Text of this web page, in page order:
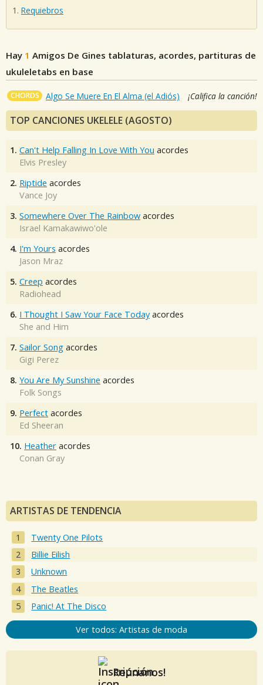
Requiebros
Hay 1 Amigos De Gines tablaturas, acordes, partituras de
ukuleletabs en base
CHORDS Algo Se Muere En El Alma (el Adiós) ¡Califica la canción!
TOP CANCIONES UKELELE (AGOSTO)
1. Can't Help Falling In Love With You acordes
Elvis Presley
2. Riptide acordes
Vance Joy
3. Somewhere Over The Rainbow acordes
Israel Kamakawiwo'ole
4. I'm Yours acordes
Jason Mraz
5. Creep acordes
Radiohead
6. I Thought I Saw Your Face Today acordes
She and Him
7. Sailor Song acordes
Gigi Perez
8. You Are My Sunshine acordes
Folk Songs
9. Perfect acordes
Ed Sheeran
10. Heather acordes
Conan Gray
ARTISTAS DE TENDENCIA
Twenty One Pilots
Billie Eilish
Unknown
The Beatles
Panic! At The Disco
Ver todos: Artistas de moda
Reúnanos!